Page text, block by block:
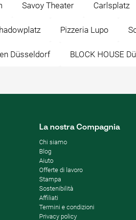
Savoy Theater Carlsplatz
Pizzeria Lupo
Düsseldorf BLOCK HOUSE
La nostra Compagnia
Chi siamo
Blog
Aiuto
Offerte di lavoro
Stampa
Sostenibilità
Affiliati
Termini e condizioni
Privacy policy